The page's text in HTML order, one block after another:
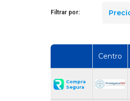
Filtrar por:
Centro
Compra
Segura